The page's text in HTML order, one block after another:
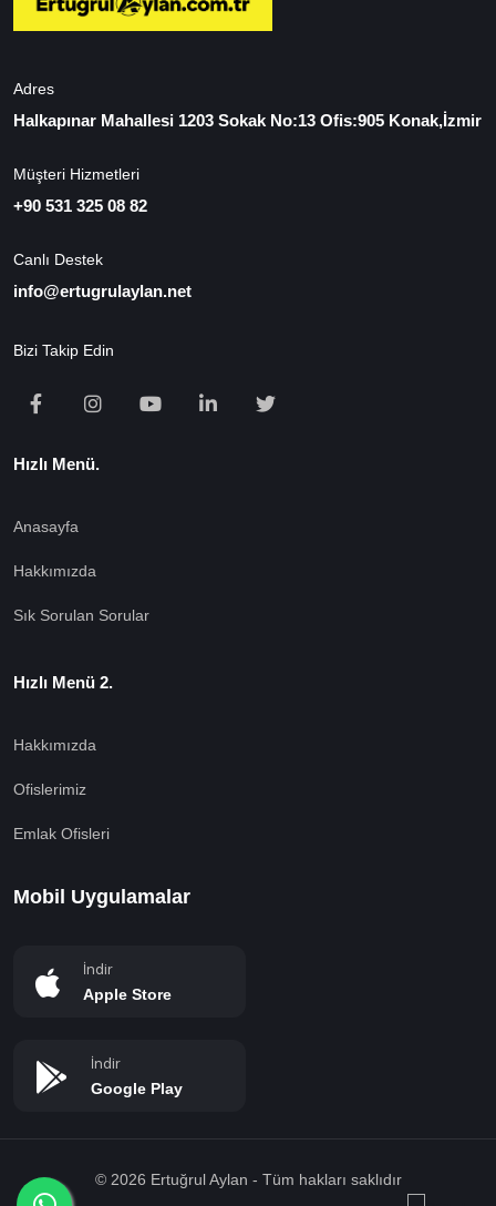
Adres
Halkapınar Mahallesi 1203 Sokak No:13 Ofis:905 Konak,İzmir
Müşteri Hizmetleri
+90 531 325 08 82
Canlı Destek
info@ertugrulaylan.net
Bizi Takip Edin
Hızlı Menü.
Anasayfa
Hakkımızda
Sık Sorulan Sorular
Hızlı Menü 2.
Hakkımızda
Ofislerimiz
Emlak Ofisleri
Mobil Uygulamalar
İndir
Apple Store
İndir
Google Play
© 2026 Ertuğrul Aylan - Tüm hakları saklıdır